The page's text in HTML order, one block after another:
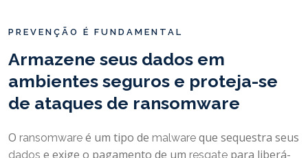
PREVENÇÃO É FUNDAMENTAL
Armazene seus dados em
ambientes seguros e proteja-se
de ataques de ransomware
O ransomware é um tipo de malware que sequestra seus
dados e exige o pagamento de um resgate para liberá-